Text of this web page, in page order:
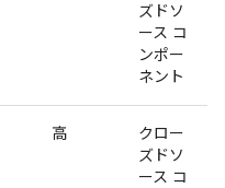
ズドソ
ース コ
ンポー
ネント
高
クロー
ズドソ
ース コ